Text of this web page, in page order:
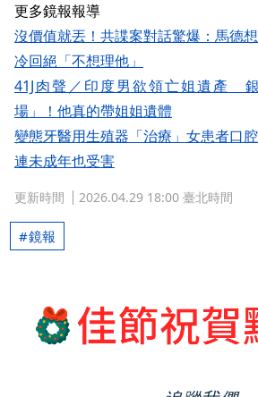
更多鏡報報導
沒價值就丟！共諜案對話驚爆：馬德
冷回絕「不想理他」
41J肉聲／印度男欲領亡姐遺產
場」！他真的帶姐姐遺體
變態牙醫用生殖器「治療」女患者口
連未成年也受害
更新時間 2026.04.29 18:00 臺北時間
鏡報